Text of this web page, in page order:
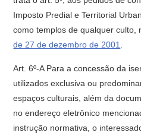
Imposto Predial e Territorial
como templos de qualquer culto,
de 27 de dezembro de 2001
Art. 6º-A Para a concessão da
utilizados exclusiva ou
espaços culturais, além da
no endereço eletrônico
instrução normativa, o